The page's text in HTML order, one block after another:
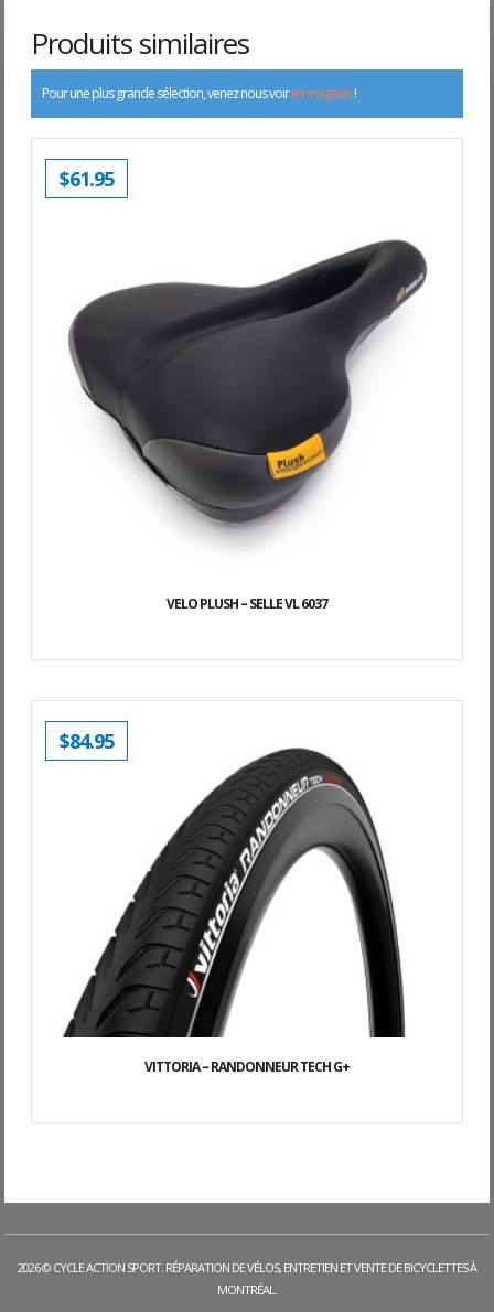
Produits similaires
Pour une plus grande sélection, venez nous voiren magasin!
VELO PLUSH – SELLE VL 6037
$61.95
VITTORIA – RANDONNEUR TECH G+
$84.95
2026 © CYCLE ACTION SPORT. RÉPARATION DE VÉLOS, ENTRETIEN ET VENTE DE BICYCLETTES À
MONTRÉAL.